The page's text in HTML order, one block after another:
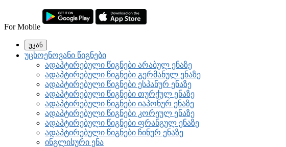
For Mobile
უკან
უცხოენოვანი წიგნები
ადაპტირებული წიგნები არაბულ ენაზე
ადაპტირებული წიგნები გერმანულ ენაზე
ადაპტირებული წიგნები ესპანურ ენაზე
ადაპტირებული წიგნები თურქულ ენაზე
ადაპტირებული წიგნები იაპონურ ენაზე
ადაპტირებული წიგნები კორეულ ენაზე
ადაპტირებული წიგნები ფრანგულ ენაზე
ადაპტირებული წიგნები ჩინურ ენაზე
ინგლისური ენა